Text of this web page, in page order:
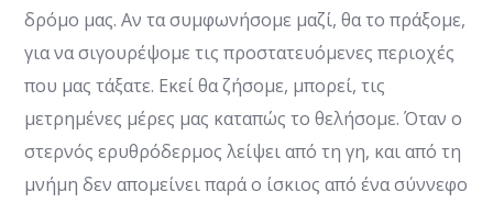
δρόμο μας. Αν τα συμφωνήσομε μαζί, θα το πράξομε,
για να σιγουρέψομε τις προστατευόμενες περιοχές
που μας τάξατε. Εκεί θα ζήσομε, μπορεί, τις
μετρημένες μέρες μας καταπώς το θελήσομε. Όταν ο
στερνός ερυθρόδερμος λείψει από τη γη, και από τη
μνήμη δεν απομείνει παρά ο ίσκιος από ένα σύννεφο